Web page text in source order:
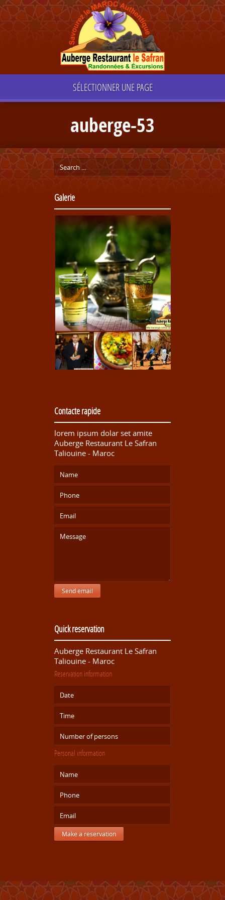
SÉLECTIONNER UNE PAGE
auberge-53
Galerie
Contacte rapide
lorem ipsum dolar set amite
Auberge Restaurant Le Safran
Taliouine - Maroc
Send email
Quick reservation
Auberge Restaurant Le Safran
Taliouine - Maroc
Reservation information
Personal information
Make a reservation